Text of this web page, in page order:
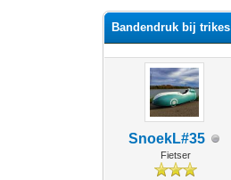
Bandendruk bij trikes
SnoekL#35
Fietser